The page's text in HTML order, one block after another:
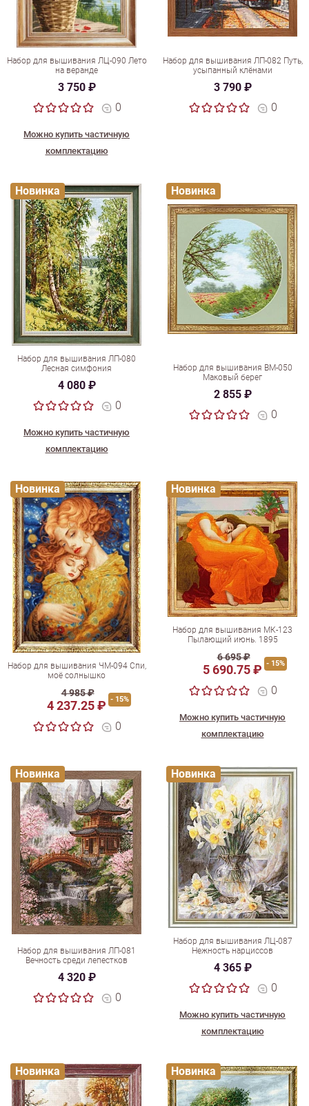
Набор для вышивания ЛЦ-090 Лето
на веранде
3 750 ₽
0
Можно купить частичную
комплектацию
Набор для вышивания ЛП-082 Путь,
усыпанный клёнами
3 790 ₽
0
Набор для вышивания ЛП-080
Лесная симфония
4 080 ₽
0
Можно купить частичную
комплектацию
Новинка
Набор для вышивания ВМ-050
Маковый берег
2 855 ₽
0
Новинка
Набор для вышивания ЧМ-094 Спи,
моё солнышко
4 985 ₽
4 237.25 ₽ - 15%
0
Новинка
Набор для вышивания МК-123
Пылающий июнь. 1895
6 695 ₽
5 690.75 ₽ - 15%
0
Можно купить частичную
комплектацию
Новинка
Набор для вышивания ЛП-081
Вечность среди лепестков
4 320 ₽
0
Новинка
Набор для вышивания ЛЦ-087
Нежность нарциссов
4 365 ₽
0
Можно купить частичную
комплектацию
Новинка
Новинка Новинка